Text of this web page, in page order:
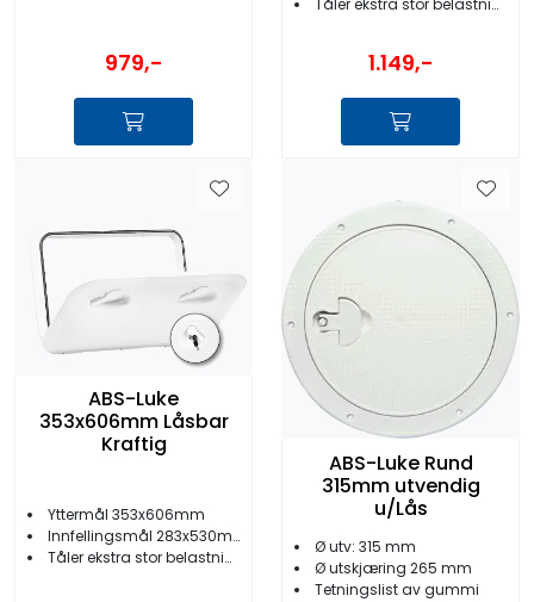
979,-
Tåler ekstra stor belastning
1.149,-
ABS-Luke
353x606mm Låsbar
Kraftig
Yttermål 353x606mm
Innfellingsmål 283x530mm
Tåler ekstra stor belastning
ABS-Luke Rund
315mm utvendig
u/Lås
Ø utv: 315 mm
Ø utskjæring 265 mm
Tetningslist av gummi